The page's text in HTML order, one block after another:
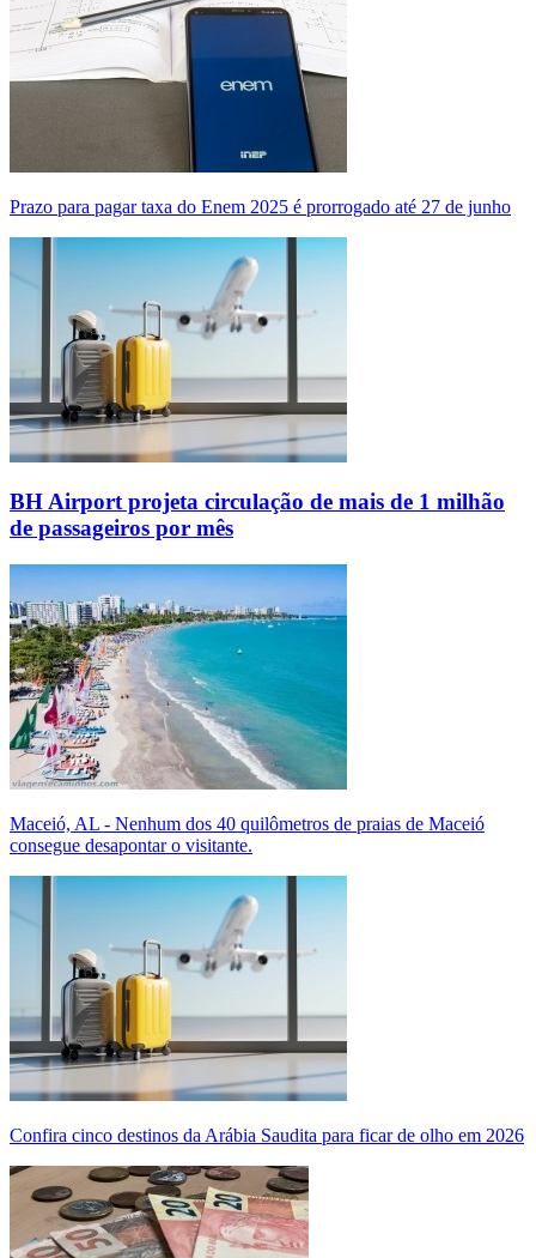
Prazo para pagar taxa do Enem 2025 é prorrogado até 27 de junho
BH Airport projeta circulação de mais de 1 milhão
de passageiros por mês
Maceió, AL - Nenhum dos 40 quilômetros de praias de Maceió
consegue desapontar o visitante.
Confira cinco destinos da Arábia Saudita para ficar de olho em 2026